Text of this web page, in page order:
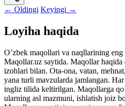
← Oldingi Keyingi →
Loyiha haqida
Oʼzbek maqollari va naqllarining eng
Maqollar.uz saytida. Maqollar
izohlari bilan. Ota-ona, vatan,
yana turli mavzularda jamlangan.
ingliz tilida keltirilgan. Maqollarga
ularning asl mazmuni, ishlatish joiz